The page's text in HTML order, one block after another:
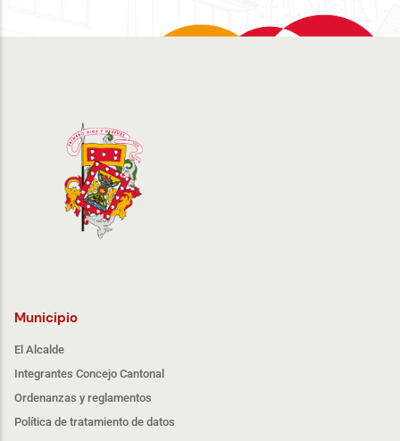
Municipio
El Alcalde
Integrantes Concejo Cantonal
Ordenanzas y reglamentos
Política de tratamiento de datos